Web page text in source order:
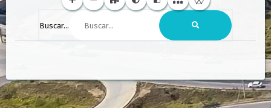
Buscar...